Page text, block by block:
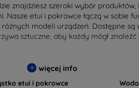
znajdziesz szeroki wybór
Nasze etui i pokrowce łączą w sobie
modeli urządzeń. Dostępne są
sztuczne, aby każdy mógł znaleźć
czy też bardziej efektowny wzór, nasze
etui, które najlepiej odpowiada Twoim
więcej info
etui i pokrowce